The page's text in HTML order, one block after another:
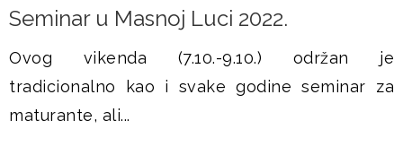
Seminar u Masnoj Luci 2022.
Ovog vikenda (7.10.-9.10.) održan je
tradicionalno kao i svake godine seminar za
maturante, ali...